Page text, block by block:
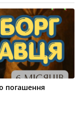
погашення